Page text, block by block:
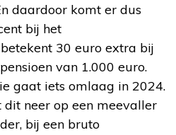
daardoor komt er dus
bij het
30 euro extra bij
van 1.000 euro.
gaat iets omlaag in 2024.
neer op een meevaller
bij een bruto